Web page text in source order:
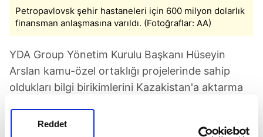
Reddet
Petropavlovsk şehir hastaneleri için 600 milyon dolarlık
finansman anlaşmasına varıldı. (Fotoğraflar: AA)
YDA Group Yönetim Kurulu Başkanı Hüseyin
Arslan kamu-özel ortaklığı projelerinde sahip
oldukları bilgi birikimlerini Kazakistan'a aktarma
Merkezi'nde Bank Turan Alem ve